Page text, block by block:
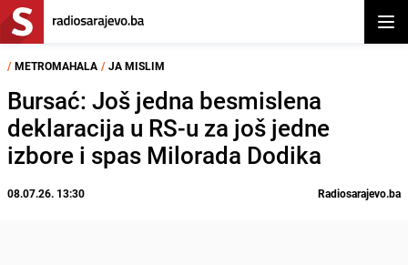
/ METROMAHALA / JA MISLIM
Bursać: Još jedna besmislena
deklaracija u RS-u za još jedne
izbore i spas Milorada Dodika
08.07.26. 13:30 Radiosarajevo.ba